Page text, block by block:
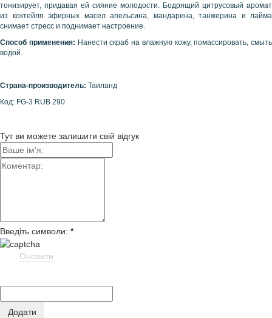
тонизирует, придавая ей сияние молодости. Бодрящий цитрусовый аромат
из коктейля эфирных масел апельсина, мандарина, танжерина и лайма
снимает стресс и поднимает настроение.
Способ применения: Нанести скраб на влажную кожу, помассировать, смыть
водой.
Страна-производитель: Таиланд
Код: FG-3 RUB 290
Тут ви можете залишити свій відгук
Введіть символи: *
Оновити